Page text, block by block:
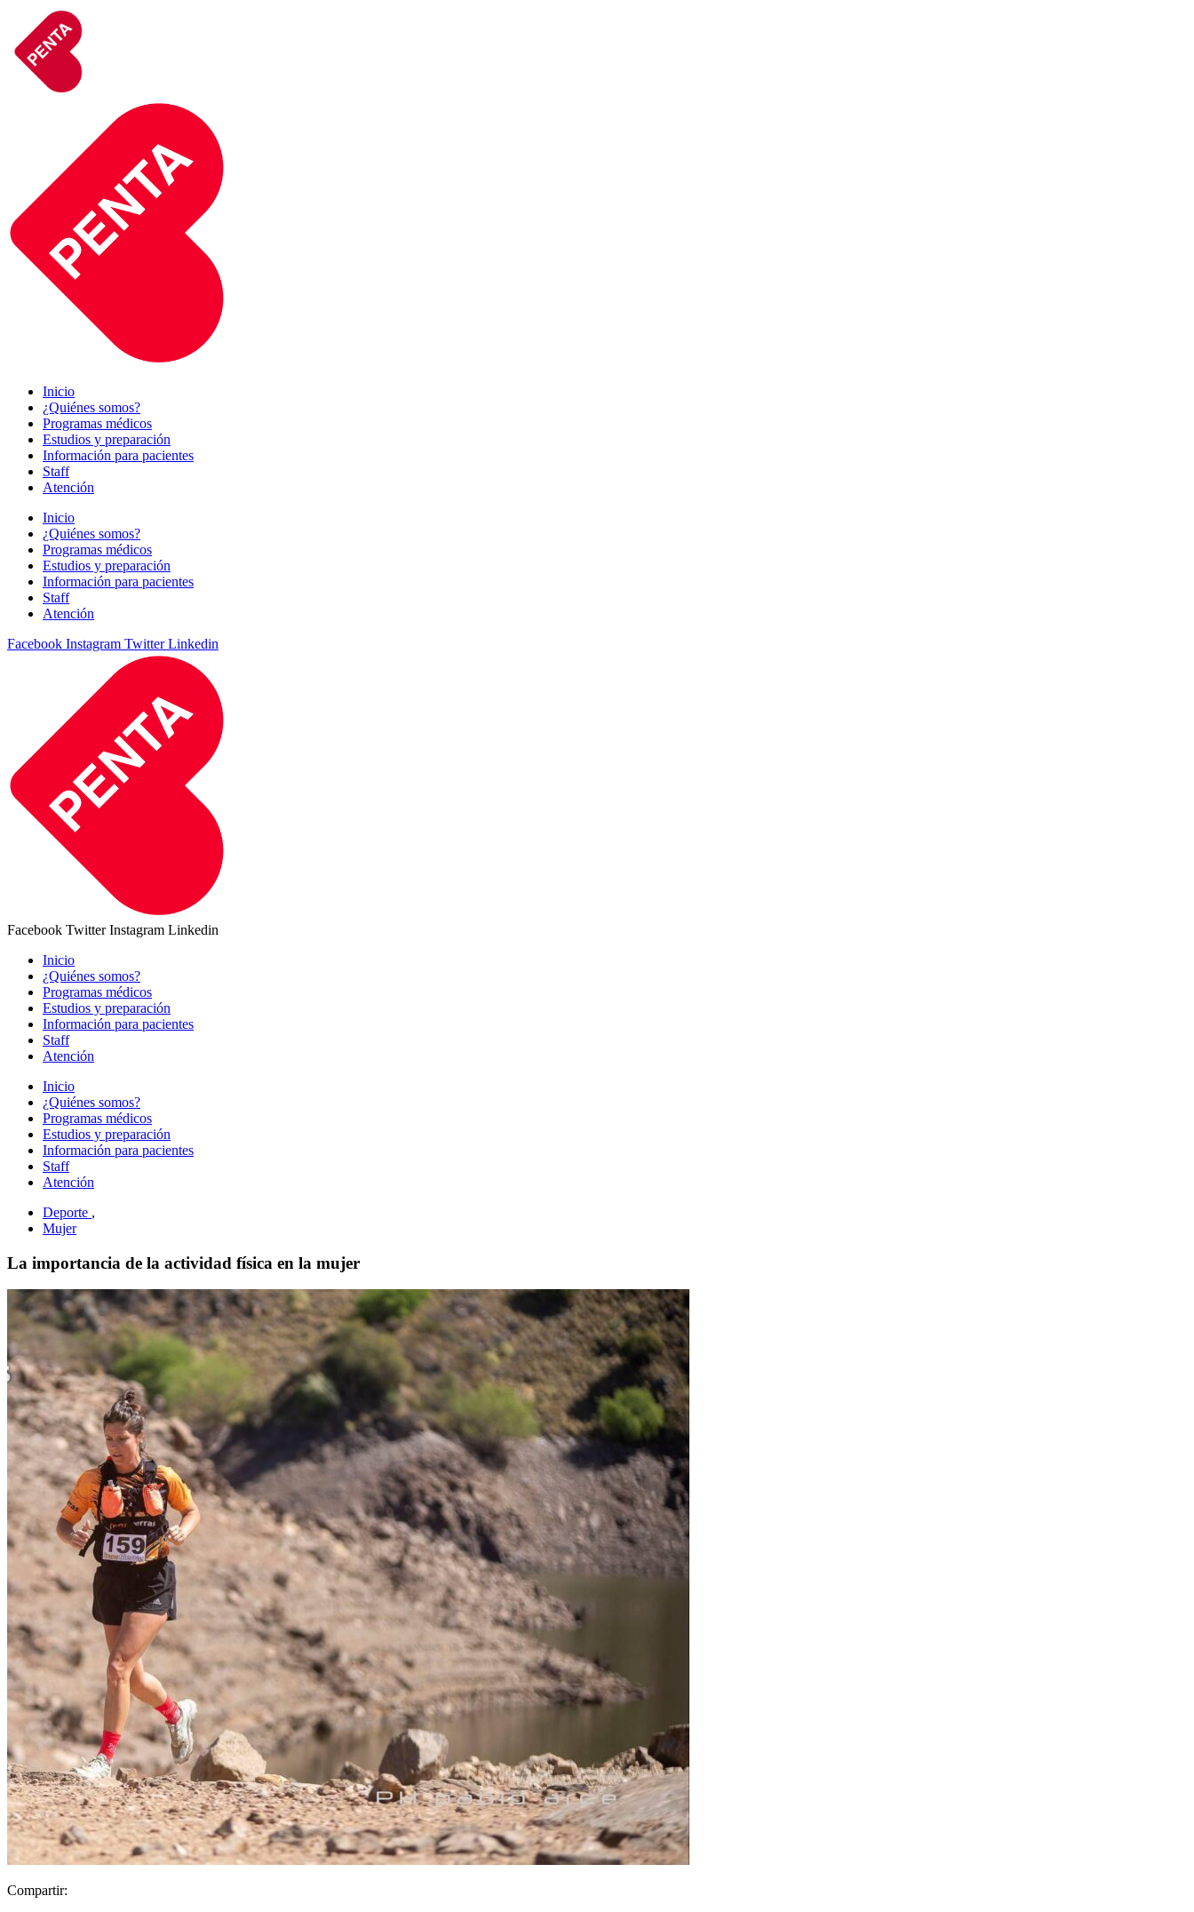
Inicio
¿Quiénes somos?
Programas médicos
Estudios y preparación
Información para pacientes
Staff
Atención
Inicio
¿Quiénes somos?
Programas médicos
Estudios y preparación
Información para pacientes
Staff
Atención
Facebook Instagram Twitter Linkedin
Facebook Twitter Instagram Linkedin
Inicio
¿Quiénes somos?
Programas médicos
Estudios y preparación
Información para pacientes
Staff
Atención
Inicio
¿Quiénes somos?
Programas médicos
Estudios y preparación
Información para pacientes
Staff
Atención
Deporte ,
Mujer
La importancia de la actividad física en la mujer
Compartir: